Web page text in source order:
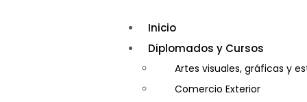
Inicio
Diplomados y Cursos
Artes visuales, gráficas y
Comercio Exterior